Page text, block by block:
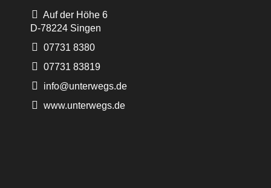
Auf der Höhe 6
D-78224 Singen
07731 8380
07731 83819
info@unterwegs.de
www.unterwegs.de